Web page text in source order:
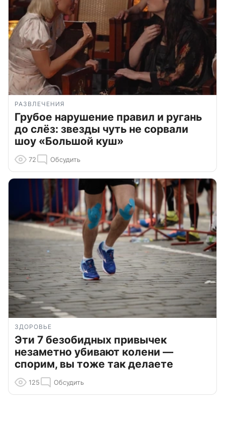
РАЗВЛЕЧЕНИЯ
Грубое нарушение правил и ругань
до слёз: звезды чуть не сорвали
шоу «Большой куш»
72 Обсудить
ЗДОРОВЬЕ
Эти 7 безобидных привычек
незаметно убивают колени —
спорим, вы тоже так делаете
125 Обсудить